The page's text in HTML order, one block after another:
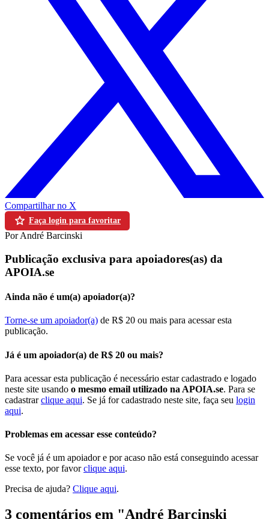
Compartilhar no X
Faça login para favoritar
Por André Barcinski
Publicação exclusiva para apoiadores(as) da
APOIA.se
Ainda não é um(a) apoiador(a)?
Torne-se um apoiador(a) de R$ 20 ou mais para acessar esta
publicação.
Já é um apoiador(a) de R$ 20 ou mais?
Para acessar esta publicação é necessário estar cadastrado e logado
neste site usando o mesmo email utilizado na APOIA.se. Para se
cadastrarclique aqui. Se já for cadastrado neste site, faça seu login
aqui.
Problemas em acessar esse conteúdo?
Se você já é um apoiador e por acaso não está conseguindo acessar
esse texto, por favorclique aqui.
Precisa de ajuda? Clique aqui.
3 comentários em "André Barcinski